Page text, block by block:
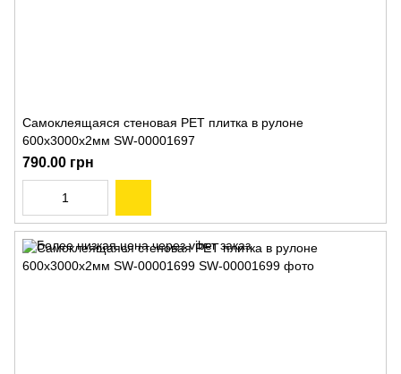
Самоклеящаяся стеновая PET плитка в рулоне
600х3000х2мм SW-00001697
790.00 грн